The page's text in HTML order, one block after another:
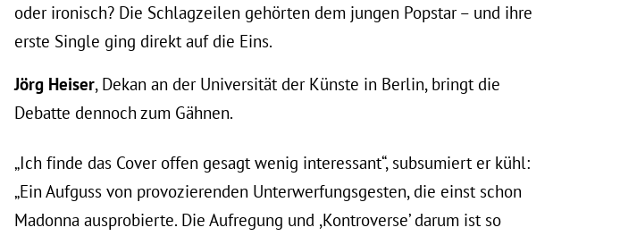
oder ironisch? Die Schlagzeilen gehörten dem jungen Popstar – und ihre
erste Single ging direkt auf die Eins.
Jörg Heiser, Dekan an der Universität der Künste in Berlin, bringt die
Debatte dennoch zum Gähnen.
„Ich finde das Cover offen gesagt wenig interessant“, subsumiert er kühl:
„Ein Aufguss von provozierenden Unterwerfungsgesten, die einst schon
Madonna ausprobierte. Die Aufregung und ,Kontroverse’ darum ist so